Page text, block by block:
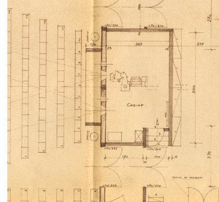
Zoom sur l'image